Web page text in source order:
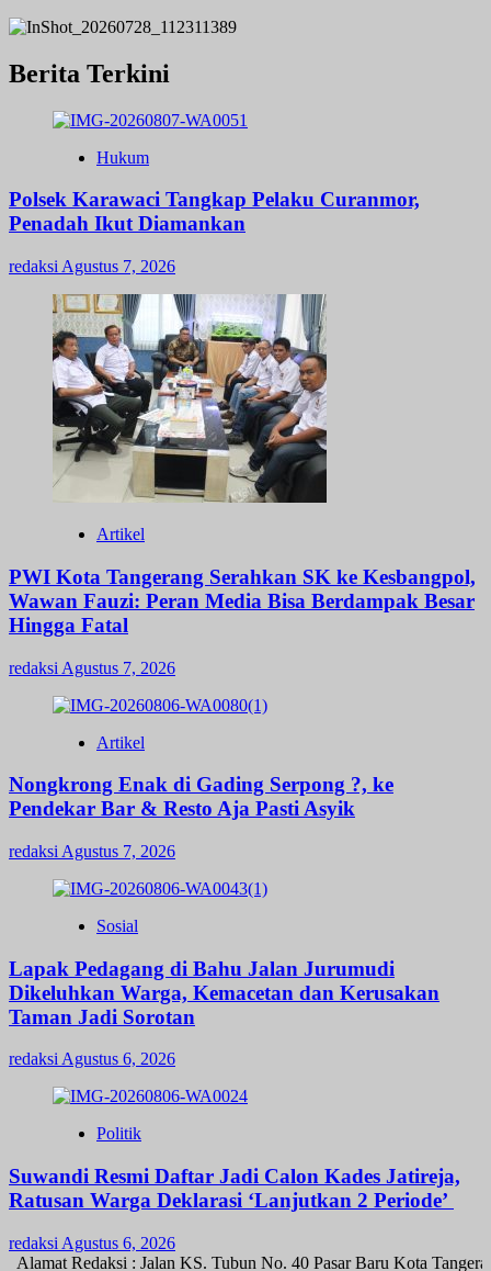
Berita Terkini
Hukum
Polsek Karawaci Tangkap Pelaku Curanmor,
Penadah Ikut Diamankan
redaksi Agustus 7, 2026
Artikel
PWI Kota Tangerang Serahkan SK ke Kesbangpol,
Wawan Fauzi: Peran Media Bisa Berdampak Besar
Hingga Fatal
redaksi Agustus 7, 2026
Artikel
Nongkrong Enak di Gading Serpong ?, ke
Pendekar Bar & Resto Aja Pasti Asyik
redaksi Agustus 7, 2026
Sosial
Lapak Pedagang di Bahu Jalan Jurumudi
Dikeluhkan Warga, Kemacetan dan Kerusakan
Taman Jadi Sorotan
redaksi Agustus 6, 2026
Politik
Suwandi Resmi Daftar Jadi Calon Kades Jatireja,
Ratusan Warga Deklarasi ‘Lanjutkan 2 Periode’
redaksi Agustus 6, 2026
Redaksi : Jalan KS. Tubun No. 40 Pasar Baru Kota